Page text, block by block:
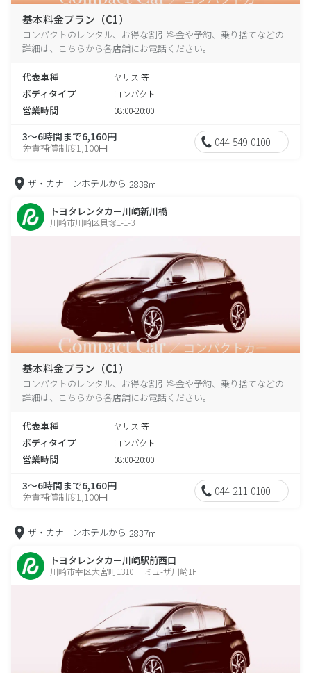
基本料金プラン（C1）
コンパクトのレンタル、お得な割引料金や予約、乗り捨てなどの
詳細は、こちらから各店舗にお電話ください。
代表車種 ヤリス 等
ボディタイプ コンパクト
営業時間 08:00-20:00
3～6時間まで6,160円
免責補償制度1,100円 044-549-0100
ザ・カナーンホテルから 2838m
トヨタレンタカー川崎新川橋
川崎市川崎区貝塚1-1-3
基本料金プラン（C1）
コンパクトのレンタル、お得な割引料金や予約、乗り捨てなどの
詳細は、こちらから各店舗にお電話ください。
代表車種 ヤリス 等
ボディタイプ コンパクト
営業時間 08:00-20:00
3～6時間まで6,160円
免責補償制度1,100円 044-211-0100
ザ・カナーンホテルから 2837m
トヨタレンタカー川崎駅前西口
川崎市幸区大宮町1310 ミュ-ザ川崎1F